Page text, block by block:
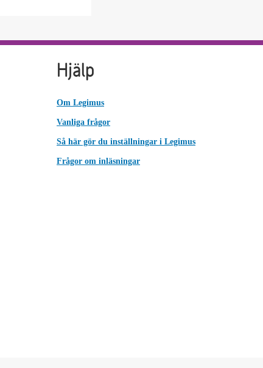
Hjälp
Om Legimus
Vanliga frågor
Så här gör du inställningar i Legimus
Frågor om inläsningar